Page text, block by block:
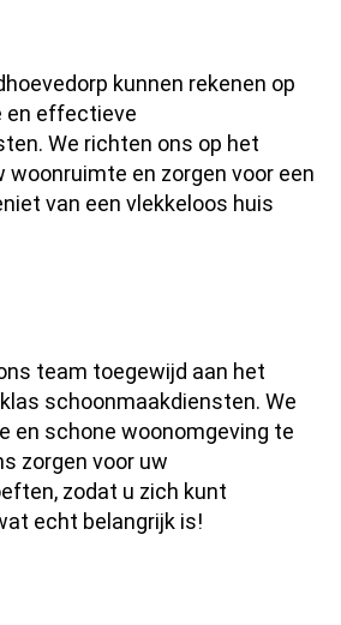
kunnen rekenen op
en effectieve
We richten ons op het
woonruimte en zorgen voor een
van een vlekkeloos huis
team toegewijd aan het
schoonmaakdiensten. We
en schone woonomgeving te
zorgen voor uw
zodat u zich kunt
echt belangrijk is!